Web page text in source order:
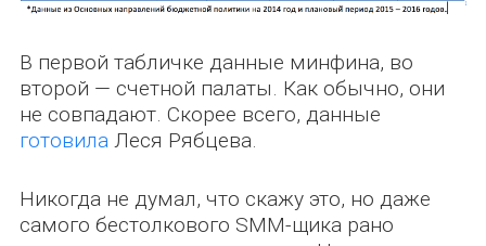
В первой табличке данные минфина, во
второй — счетной палаты. Как обычно, они
не совпадают. Скорее всего, данные
готовилаЛеся Рябцева.
Никогда не думал, что скажу это, но даже
самого бестолкового SMM-щика рано